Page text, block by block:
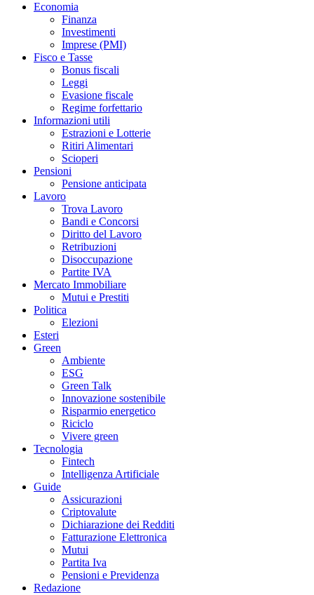
Economia
Finanza
Investimenti
Imprese (PMI)
Fisco e Tasse
Bonus fiscali
Leggi
Evasione fiscale
Regime forfettario
Informazioni utili
Estrazioni e Lotterie
Ritiri Alimentari
Scioperi
Pensioni
Pensione anticipata
Lavoro
Trova Lavoro
Bandi e Concorsi
Diritto del Lavoro
Retribuzioni
Disoccupazione
Partite IVA
Mercato Immobiliare
Mutui e Prestiti
Politica
Elezioni
Esteri
Green
Ambiente
ESG
Green Talk
Innovazione sostenibile
Risparmio energetico
Riciclo
Vivere green
Tecnologia
Fintech
Intelligenza Artificiale
Guide
Assicurazioni
Criptovalute
Dichiarazione dei Redditi
Fatturazione Elettronica
Mutui
Partita Iva
Pensioni e Previdenza
Redazione